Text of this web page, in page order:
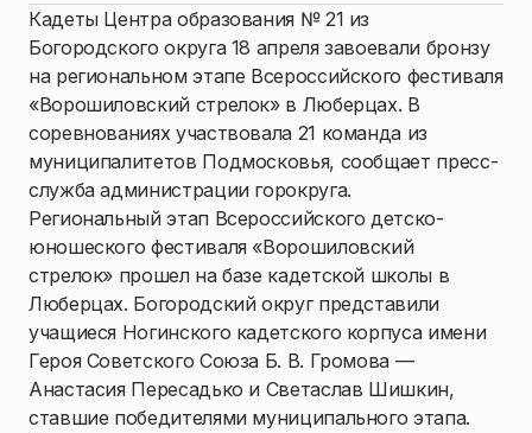
Кадеты Центра образования № 21 из
Богородского округа 18 апреля завоевали бронзу
на региональном этапе Всероссийского фестиваля
«Ворошиловский стрелок» в Люберцах. В
соревнованиях участвовала 21 команда из
муниципалитетов Подмосковья, сообщает пресс-
служба администрации горокруга.
Региональный этап Всероссийского детско-
юношеского фестиваля «Ворошиловский
стрелок» прошел на базе кадетской школы в
Люберцах. Богородский округ представили
учащиеся Ногинского кадетского корпуса имени
Героя Советского Союза Б. В. Громова —
Анастасия Пересадько и Светаслав Шишкин,
ставшие победителями муниципального этапа.